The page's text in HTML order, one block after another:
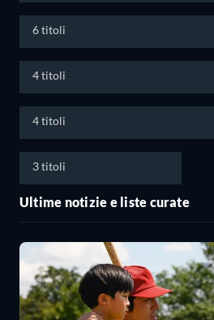
6 titoli
4 titoli
4 titoli
3 titoli
Ultime notizie e liste curate